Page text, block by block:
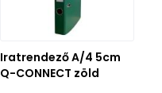
Iratrendező A/4 5cm
Q-CONNECT zöld